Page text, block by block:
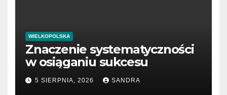
WIELKOPOLSKA
Znaczenie systematyczności
w osiąganiu sukcesu
5 SIERPNIA, 2026 SANDRA